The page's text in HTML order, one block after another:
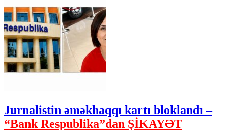
Jurnalistin əməkhaqqı kartı bloklandı –
“Bank Respublika”dan ŞİKAYƏT